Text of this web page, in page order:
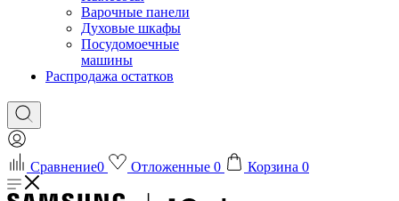
Варочные панели
Духовые шкафы
Посудомоечные
машины
Распродажа остатков
Сравнение0 Отложенные 0 Корзина 0